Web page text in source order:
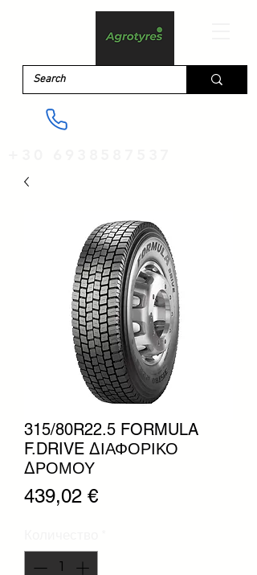
315/80R22.5 FORMULA
F.DRIVE ΔΙΑΦΟΡΙΚΟ
ΔΡΟΜΟΥ
439,02 €Цена